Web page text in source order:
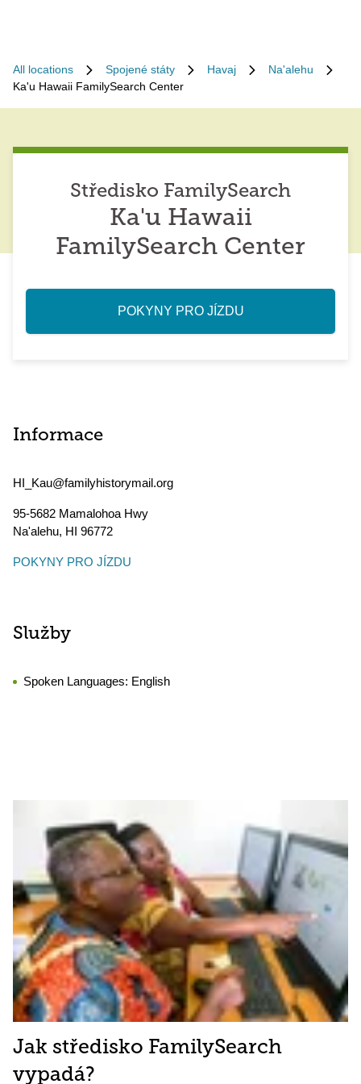
All locations Spojené státy Havaj
Na'alehu
Ka'u Hawaii FamilySearch Center
Středisko FamilySearch
Ka'u Hawaii
FamilySearch Center
POKYNY PRO JÍZDU
Informace
HI_Kau@familyhistorymail.org
95-5682 Mamalohoa Hwy
Na'alehu, HI 96772
POKYNY PRO JÍZDU
Služby
Spoken Languages: English
Jak středisko FamilySearch
vypadá?